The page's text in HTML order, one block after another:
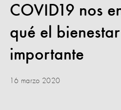
COVID19 nos
qué el
importante
16 marzo 2020